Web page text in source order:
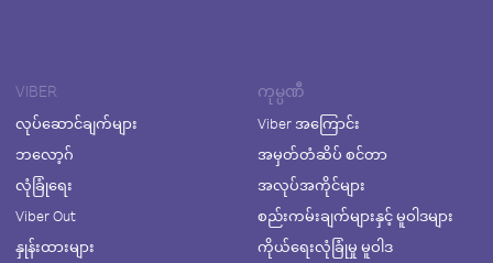
VIBER
လုပ်ဆောင်ချက်များ
ဘလော့ဂ်
လုံခြုံရေး
Viber Out
နှုန်းထားများ
ကုမ္ပဏီ
Viber အကြောင်း
အမှတ်တံဆိပ် စင်တာ
အလုပ်အကိုင်များ
စည်းကမ်းချက်များနှင့် မူဝါဒများ
ကိုယ်ရေးလုံခြုံမှု မူဝါဒ